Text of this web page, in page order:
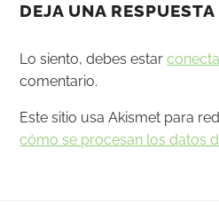
DEJA UNA RESPUESTA
Lo siento, debes estar
comentario.
Este sitio usa Akismet para
cómo se procesan los datos